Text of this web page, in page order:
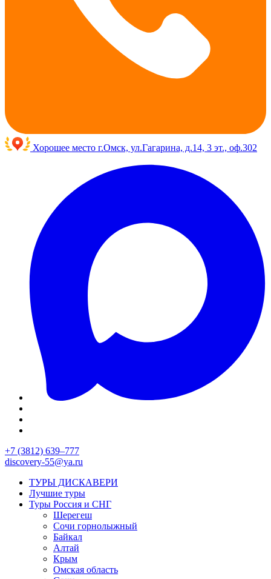
Хорошее место г.Омск, ул.Гагарина, д.14, 3 эт., оф.302
+7 (3812) 639–777
discovery-55@ya.ru
ТУРЫ ДИСКАВЕРИ
Лучшие туры
Туры Россия и СНГ
Шерегеш
Сочи горнолыжный
Байкал
Алтай
Крым
Омская область